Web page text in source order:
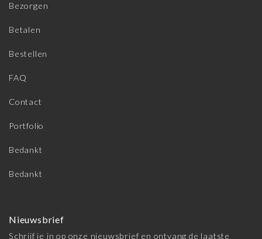
Bezorgen
Betalen
Bestellen
FAQ
Contact
Portfolio
Bedankt
Bedankt
Nieuwsbrief
Schrijf je in op onze nieuwsbrief en ontvang de laatste